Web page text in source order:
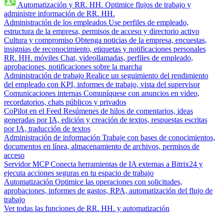
Automatización y RR. HH. Optimice flujos de trabajo y
administre información de RR. HH.
Administración de los empleados Use perfiles de empleado,
estructura de la empresa, permisos de acceso y directorio activo
Cultura y compromiso Obtenga noticias de la empresa, encuestas,
insignias de reconocimiento, etiquetas y notificaciones personales
RR. HH. móviles Chat, videollamadas, perfiles de empleado,
aprobaciones, notificaciones sobre la marcha
Administración de trabajo Realice un seguimiento del rendimiento
del empleado con KPI, informes de trabajo, vista del supervisor
Comunicaciones internas Comuníquese con anuncios en video,
recordatorios, chats públicos y privados
CoPilot en el Feed Resúmenes de hilos de comentarios, ideas
generadas por IA, edición y creación de textos, respuestas escritas
por IA, traducción de textos
Administración de información Trabaje con bases de conocimientos,
documentos en línea, almacenamiento de archivos, permisos de
acceso
Servidor MCP Conecta herramientas de IA externas a Bitrix24 y
ejecuta acciones seguras en tu espacio de trabajo
Automatización Optimice las operaciones con solicitudes,
aprobaciones, informes de gastos, RPA, automatización del flujo de
trabajo
Ver todas las funciones de RR. HH. y automatización